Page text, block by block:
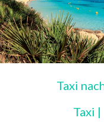
Taxi
Taxi